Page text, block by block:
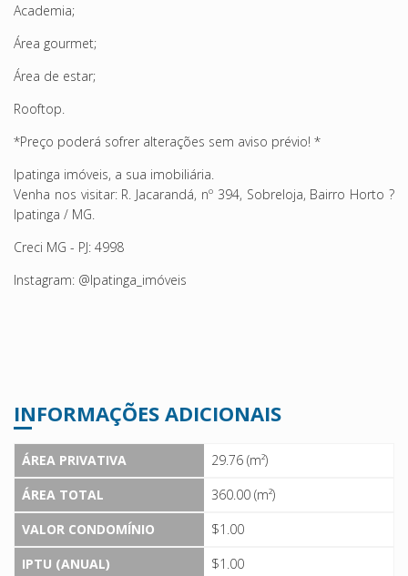
Academia;
Área gourmet;
Área de estar;
Rooftop.
*Preço poderá sofrer alterações sem aviso prévio! *
Ipatinga imóveis, a sua imobiliária.
Venha nos visitar: R. Jacarandá, nº 394, Sobreloja, Bairro Horto ?
Ipatinga / MG.
Creci MG - PJ: 4998
Instagram: @Ipatinga_imóveis
INFORMAÇÕES ADICIONAIS
ÁREA PRIVATIVA
29.76 (m²)
ÁREA TOTAL
360.00 (m²)
VALOR CONDOMÍNIO
$1.00
IPTU (ANUAL)
$1.00